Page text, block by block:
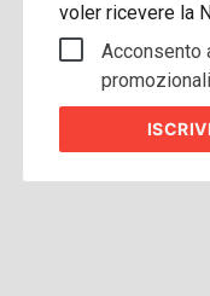
voler ricevere la
Acconsento